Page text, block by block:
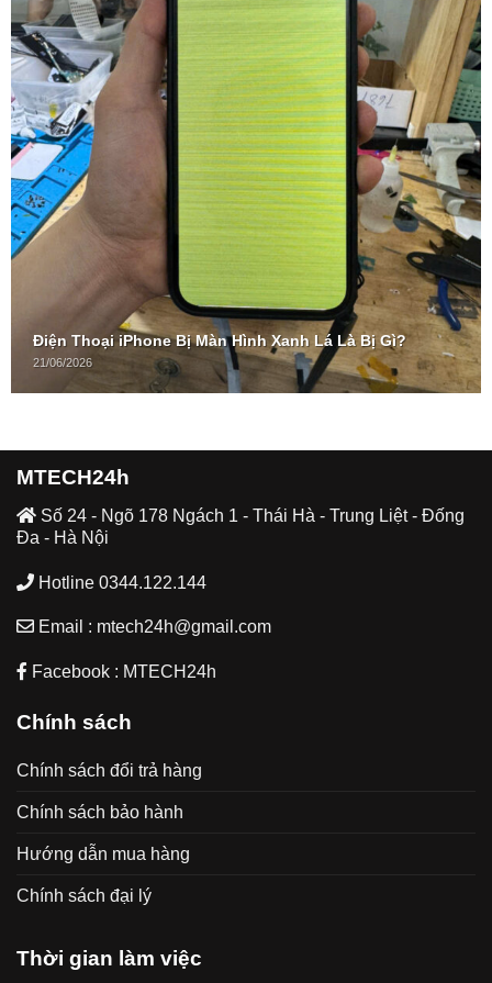
Điện Thoại iPhone Bị Màn Hình Xanh Lá Là Bị Gì?
21/06/2026
MTECH24h
Số 24 - Ngõ 178 Ngách 1 - Thái Hà - Trung Liệt - Đống
Đa - Hà Nội
Hotline 0344.122.144
Email : mtech24h@gmail.com
Facebook : MTECH24h
Chính sách
Chính sách đổi trả hàng
Chính sách bảo hành
Hướng dẫn mua hàng
Chính sách đại lý
Thời gian làm việc